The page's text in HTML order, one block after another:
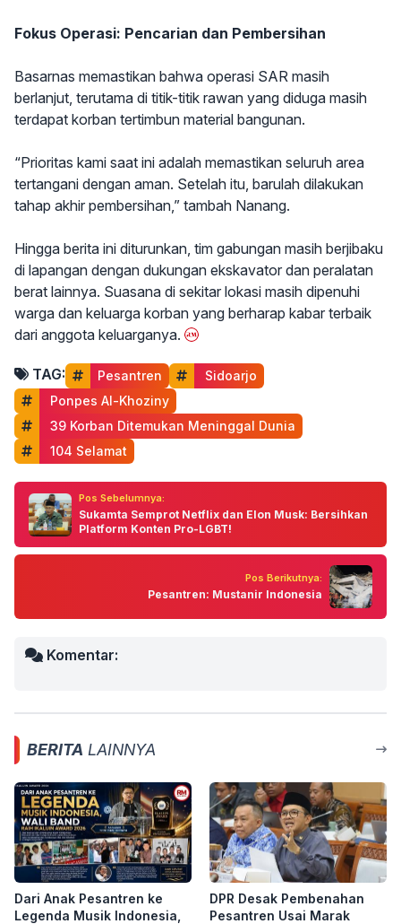
Fokus Operasi: Pencarian dan Pembersihan
Basarnas memastikan bahwa operasi SAR masih
berlanjut, terutama di titik-titik rawan yang diduga masih
terdapat korban tertimbun material bangunan.
“Prioritas kami saat ini adalah memastikan seluruh area
tertangani dengan aman. Setelah itu, barulah dilakukan
tahap akhir pembersihan,” tambah Nanang.
Hingga berita ini diturunkan, tim gabungan masih berjibaku
di lapangan dengan dukungan ekskavator dan peralatan
berat lainnya. Suasana di sekitar lokasi masih dipenuhi
warga dan keluarga korban yang berharap kabar terbaik
dari anggota keluarganya.
TAG: Pesantren
Sidoarjo
Ponpes Al-Khoziny
39 Korban Ditemukan Meninggal Dunia
104 Selamat
Pos Sebelumnya:
Sukamta Semprot Netflix dan Elon Musk: Bersihkan
Platform Konten Pro-LGBT!
Pos Berikutnya:
Pesantren: Mustanir Indonesia
Komentar:
BERITA LAINNYA
Dari Anak Pesantren ke
Legenda Musik Indonesia,
DPR Desak Pembenahan
Pesantren Usai Marak